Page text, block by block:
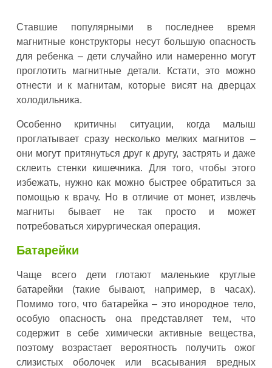
Ставшие популярными в последнее время
магнитные конструкторы несут большую опасность
для ребенка – дети случайно или намеренно могут
проглотить магнитные детали. Кстати, это можно
отнести и к магнитам, которые висят на дверцах
холодильника.
Особенно критичны ситуации, когда малыш
проглатывает сразу несколько мелких магнитов –
они могут притянуться друг к другу, застрять и даже
склеить стенки кишечника. Для того, чтобы этого
избежать, нужно как можно быстрее обратиться за
помощью к врачу. Но в отличие от монет, извлечь
магниты бывает не так просто и может
потребоваться хирургическая операция.
Батарейки
Чаще всего дети глотают маленькие круглые
батарейки (такие бывают, например, в часах).
Помимо того, что батарейка – это инородное тело,
особую опасность она представляет тем, что
содержит в себе химически активные вещества,
поэтому возрастает вероятность получить ожог
слизистых оболочек или всасывания вредных